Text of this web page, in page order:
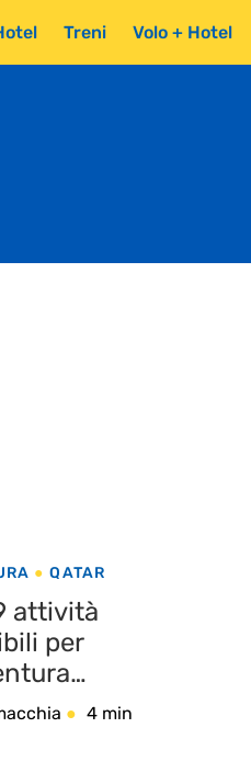
Treni Volo + Hotel
QATAR
attività
per
4 min